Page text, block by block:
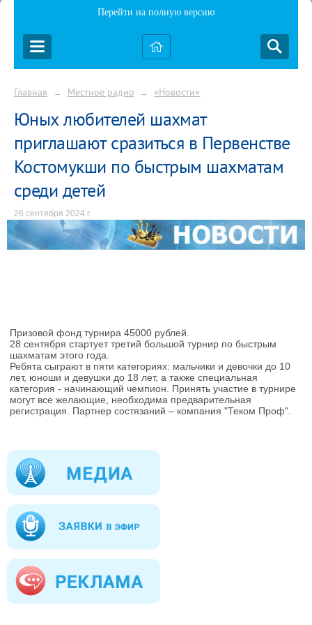
Перейти на полную версию
Главная → Местное радио → «Новости»
Юных любителей шахмат
приглашают сразиться в Первенстве
Костомукши по быстрым шахматам
среди детей
26 сентября 2024 г.
Призовой фонд турнира 45000 рублей.
28 сентября стартует третий большой турнир по быстрым
шахматам этого года.
Ребята сыграют в пяти категориях: мальчики и девочки до 10
лет, юноши и девушки до 18 лет, а также специальная
категория - начинающий чемпион. Принять участие в турнире
могут все желающие, необходима предварительная
регистрация. Партнер состязаний – компания "Теком Проф".